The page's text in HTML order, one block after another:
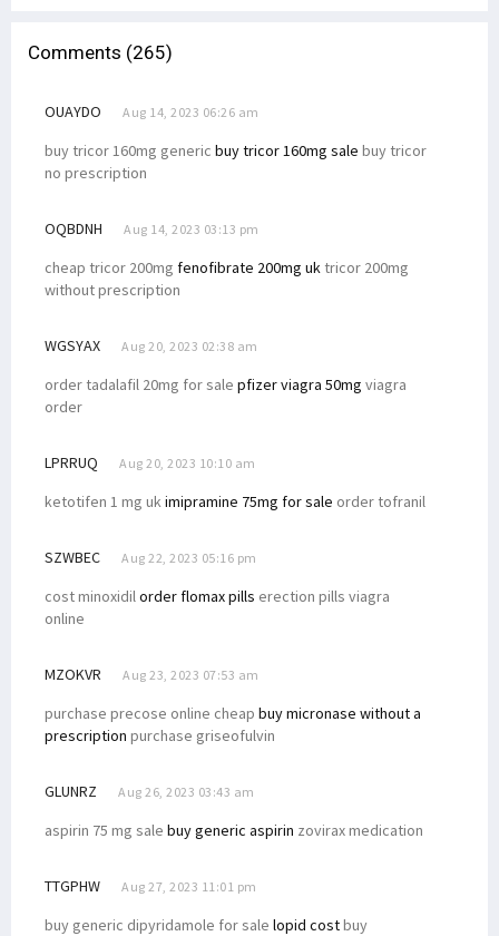
Comments (265)
OUAYDO Aug 14, 2023 06:26 am
buy tricor 160mg generic buy tricor 160mg sale buy tricor
no prescription
OQBDNH Aug 14, 2023 03:13 pm
cheap tricor 200mg fenofibrate 200mg uktricor 200mg
without prescription
WGSYAX Aug 20, 2023 02:38 am
order tadalafil 20mg for sale pfizer viagra 50mg viagra
order
LPRRUQ Aug 20, 2023 10:10 am
ketotifen 1 mg ukimipramine 75mg for sale order tofranil
SZWBEC Aug 22, 2023 05:16 pm
cost minoxidilorder flomax pills erection pills viagra
online
MZOKVR Aug 23, 2023 07:53 am
purchase precose online cheap buy micronase without a
prescription purchase griseofulvin
GLUNRZ Aug 26, 2023 03:43 am
aspirin 75 mg sale buy generic aspirin zovirax medication
TTGPHW Aug 27, 2023 11:01 pm
buy generic dipyridamole for sale lopid costbuy